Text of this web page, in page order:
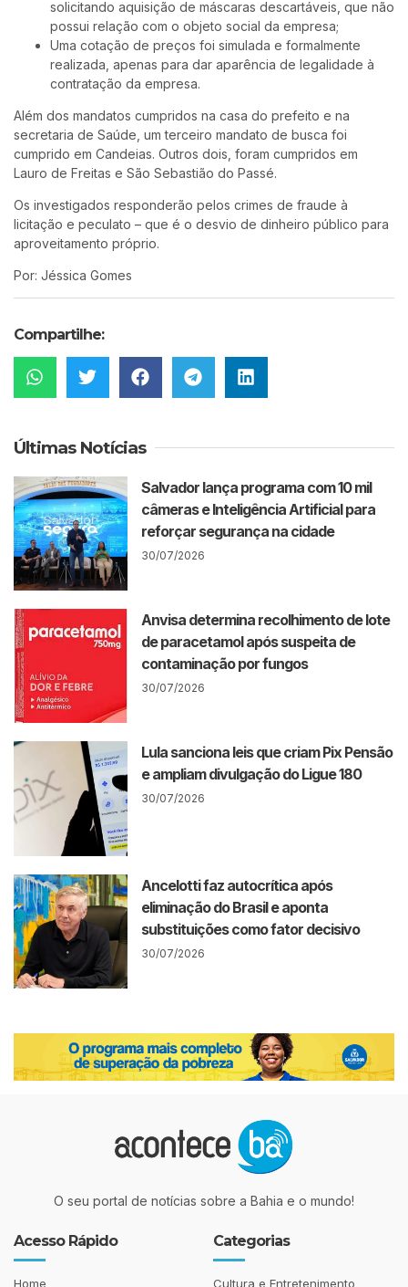
solicitando aquisição de máscaras descartáveis, que não
possui relação com o objeto social da empresa;
Uma cotação de preços foi simulada e formalmente
realizada, apenas para dar aparência de legalidade à
contratação da empresa.
Além dos mandatos cumpridos na casa do prefeito e na
secretaria de Saúde, um terceiro mandato de busca foi
cumprido em Candeias. Outros dois, foram cumpridos em
Lauro de Freitas e São Sebastião do Passé.
Os investigados responderão pelos crimes de fraude à
licitação e peculato – que é o desvio de dinheiro público para
aproveitamento próprio.
Por: Jéssica Gomes
Compartilhe:
Últimas Notícias
Salvador lança programa com 10 mil
câmeras e Inteligência Artificial para
reforçar segurança na cidade
30/07/2026
Anvisa determina recolhimento de lote
de paracetamol após suspeita de
contaminação por fungos
30/07/2026
Lula sanciona leis que criam Pix Pensão
e ampliam divulgação do Ligue 180
30/07/2026
Ancelotti faz autocrítica após
eliminação do Brasil e aponta
substituições como fator decisivo
30/07/2026
O seu portal de notícias sobre a Bahia e o mundo!
Acesso Rápido
Home
Categorias
Cultura e Entretenimento